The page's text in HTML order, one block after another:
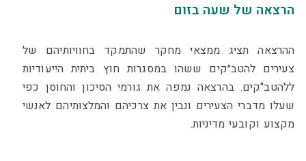
הרצאה של שעה בזום
ההרצאה תציג ממצאי מחקר שהתמקד בחוויותיהם של
צעירים להטב״קים ששהו במסגרות חוץ ביתית הייעודיות
ללהטב"קים. בהרצאה נמפה את גורמי הסיכון והחוסן כפי
שעלו מדברי הצעירים ונבין את צרכיהם והמלצותיהם לאנשי
מקצוע וקובעי מדיניות.